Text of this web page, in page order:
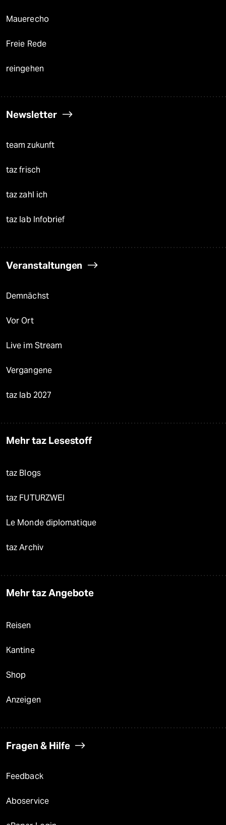
Mauerecho
Freie Rede
reingehen
Newsletter
team zukunft
taz frisch
taz zahl ich
taz lab Infobrief
Veranstaltungen
Demnächst
Vor Ort
Live im Stream
Vergangene
taz lab 2027
Mehr taz Lesestoff
taz Blogs
taz FUTURZWEI
Le Monde diplomatique
taz Archiv
Mehr taz Angebote
Reisen
Kantine
Shop
Anzeigen
Fragen & Hilfe
Feedback
Aboservice